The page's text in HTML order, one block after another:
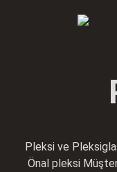
Pleksi ve
Önal pleksi